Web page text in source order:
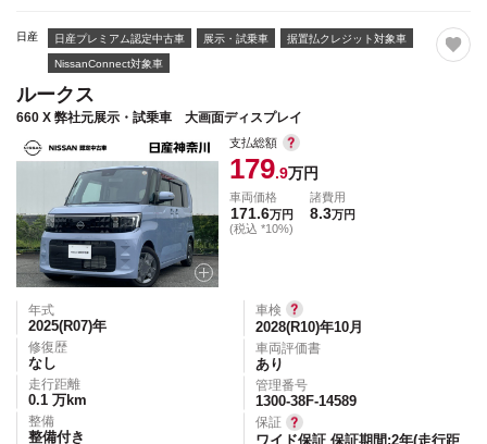
日産 日産プレミアム認定中古車 展示・試乗車 据置払クレジット対象車
NissanConnect対象車
ルークス
660 X 弊社元展示・試乗車 大画面ディスプレイ
支払総額
179.9万円
車両価格
171.6万円
(税込 *10%)
諸費用
8.3万円
年式
2025(R07)年
修復歴
なし
走行距離
0.1 万km
整備
整備付き
車検
2028(R10)年10月
車両評価書
あり
管理番号
1300-38F-14589
保証
ワイド保証 保証期間:2年(走行距